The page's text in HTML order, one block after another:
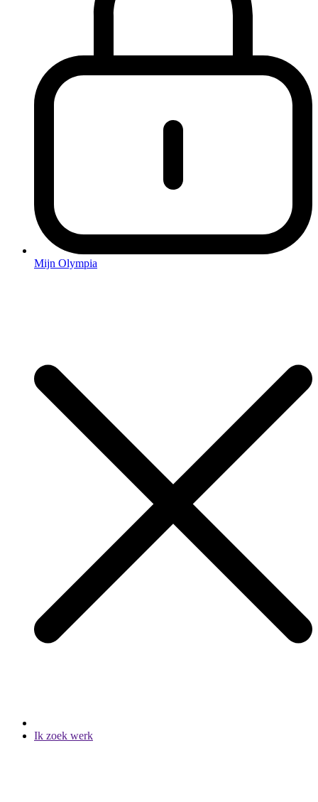
Mijn Olympia
Ik zoek werk